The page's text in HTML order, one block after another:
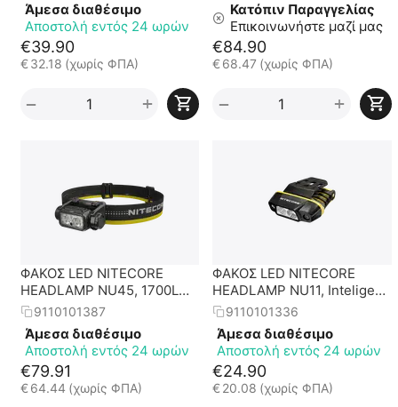
Άμεσα διαθέσιμο
Αποστολή εντός 24 ωρών
€39.90
€ 32.18 (χωρίς ΦΠΑ)
+
−
Κατόπιν Παραγγελίας
Επικοινωνήστε μαζί μας
€84.90
€68.47 (χωρίς ΦΠΑ)
+
−
ΦΑΚΟΣ LED NITECORE
HEADLAMP NU45, 1700Lm,
4000mAh
9110101387
Άμεσα διαθέσιμο
Αποστολή εντός 24 ωρών
€79.91
€ 64.44 (χωρίς ΦΠΑ)
ΦΑΚΟΣ LED NITECORE
HEADLAMP NU11, Inteligent
IR Sensor
9110101336
Άμεσα διαθέσιμο
Αποστολή εντός 24 ωρών
€24.90
€20.08 (χωρίς ΦΠΑ)